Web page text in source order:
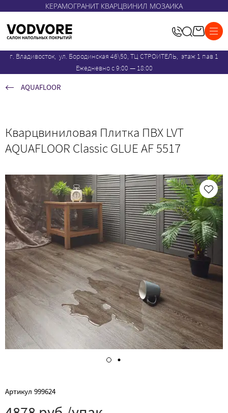
КЕРАМОГРАНИТ КВАРЦВИНИЛ МОЗАИКА
г. Владивосток, ул. Бородинская 46\50, ТЦ СТРОИТЕЛЬ, этаж 1 пав 1
Ежедневно с 9:00 — 18:00
AQUAFLOOR
Кварцвиниловая Плитка ПВХ LVT
AQUAFLOOR Classic GLUE AF 5517
Артикул 999624